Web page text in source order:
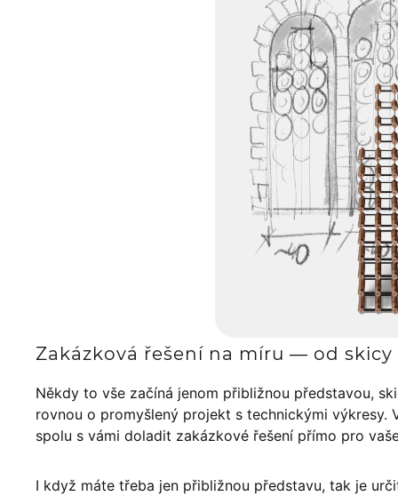
Zakázková řešení na míru — od
Někdy to vše začíná jenom přibližnou představou,
rovnou o promyšlený projekt s technickými výkresy.
spolu s vámi doladit zakázkové řešení přímo pro
I když máte třeba jen přibližnou představu, tak je